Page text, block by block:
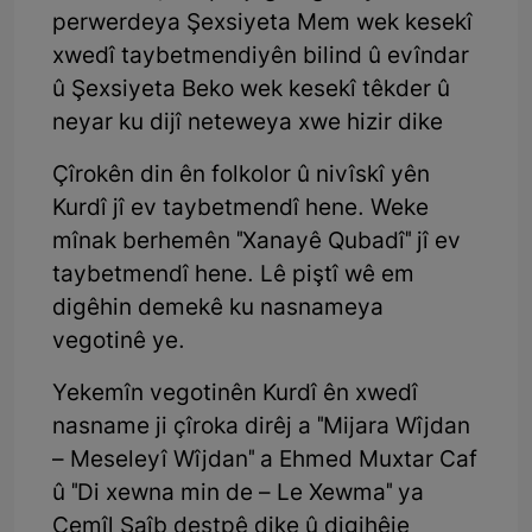
perwerdeya Şexsiyeta Mem wek kesekî
xwedî taybetmendiyên bilind û evîndar
û Şexsiyeta Beko wek kesekî têkder û
neyar ku dijî neteweya xwe hizir dike
Çîrokên din ên folkolor û nivîskî yên
Kurdî jî ev taybetmendî hene. Weke
mînak berhemên "Xanayê Qubadî" jî ev
taybetmendî hene. Lê piştî wê em
digêhin demekê ku nasnameya
vegotinê ye.
Yekemîn vegotinên Kurdî ên xwedî
nasname ji çîroka dirêj a "Mijara Wîjdan
– Meseleyî Wîjdan" a Ehmed Muxtar Caf
û "Di xewna min de – Le Xewma" ya